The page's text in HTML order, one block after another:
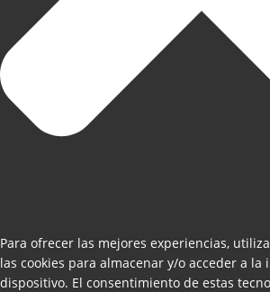
Para ofrecer las mejores experiencias,
las cookies para almacenar y/o acceder a la
dispositivo. El consentimiento de estas